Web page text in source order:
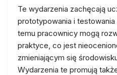
Te wydarzenia zachęcają
prototypowania i
temu pracownicy mogą
praktyce, co jest
zmieniającym się
Wydarzenia te promują